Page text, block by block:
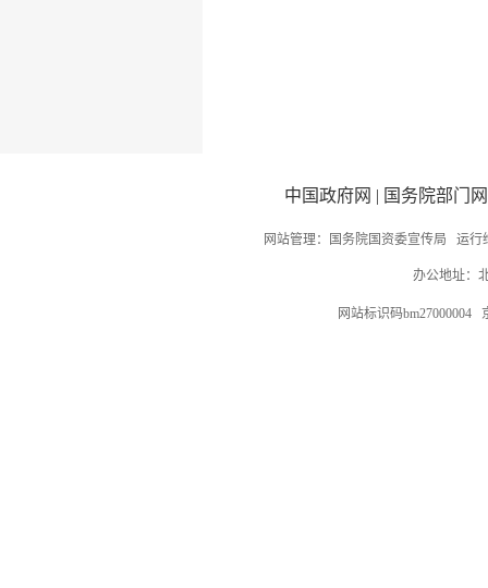
中国政府网 | 国务院部门
网站管理：国务院国资委宣传局 运
办公地址：
网站标识码bm27000004